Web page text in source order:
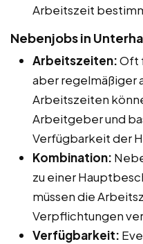
Arbeitszeit
Nebenjobs in
Arbeitszeiten:Oft
aber regelmäßiger
Arbeitszeiten
Arbeitgeber und
Verfügbarkeit der
Kombination:
zu einer
müssen die
Verpflichtungen
Verfügbarkeit: